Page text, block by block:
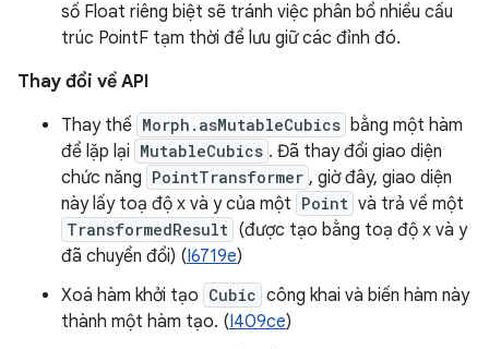
số Float riêng biệt sẽ tránh việc phân bổ nhiều cấu
trúc PointF tạm thời để lưu giữ các đỉnh đó.
Thay đổi về API
Thay thế Morph.asMutableCubics bằng một hàm
để lặp lại MutableCubics . Đã thay đổi giao diện
chức năng PointTransformer , giờ đây, giao diện
này lấy toạ độ x và y của một Point và trả về một
TransformedResult (được tạo bằng toạ độ x và y
đã chuyển đổi) (I6719e)
Xoá hàm khởi tạo Cubic công khai và biến hàm này
thành một hàm tạo. (I409ce)